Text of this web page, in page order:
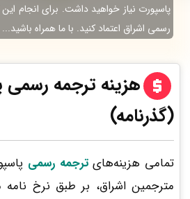
پاسپورت نیاز خواهید داشت. برای انجام این
رسمی اشراق اعتماد کنید. با ما همراه باشید...
هزینه ترجمه رسمی
(گذرنامه)
تمامی هزینه‌هایترجمه رسمی
مترجمین اشراق، بر طبق نرخ